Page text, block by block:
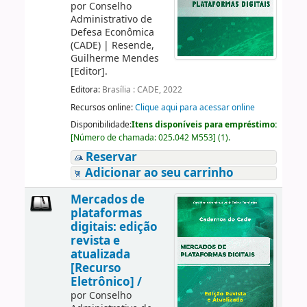
por Conselho
Administrativo de
Defesa Econômica
(CADE)| Resende,
Guilherme Mendes
[Editor].
Editora: Brasília : CADE, 2022
Recursos online:Clique aqui para acessar online
Disponibilidade:Itens disponíveis para empréstimo:
[Número de chamada:025.042 M553] (1).
Reservar
Adicionar ao seu carrinho
Mercados de
plataformas
digitais: edição
revista e
atualizada
[Recurso
Eletrônico] /
por Conselho